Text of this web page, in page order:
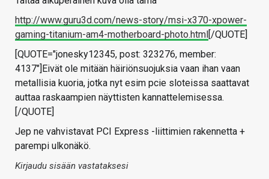
http://www.guru3d.com/news-story/msi-x370-xpower-
gaming-titanium-am4-motherboard-photo.html[/QUOTE]
[QUOTE="jonesky12345, post: 323276, member:
4137"]Eivät ole mitään häiriönsuojuksia vaan ihan vaan
metallisia kuoria, jotka nyt esim pcie sloteissa saattavat
auttaa raskaampien näyttisten kannattelemisessa.
[/QUOTE]
Jep ne vahvistavat PCI Express -liittimien rakennetta +
parempi ulkonäkö.
Kirjaudu sisään vastataksesi